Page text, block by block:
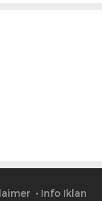
Info Iklan